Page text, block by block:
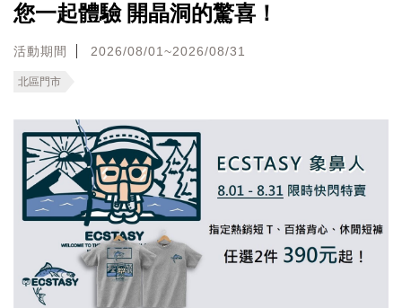
您一起體驗 開晶洞的驚喜！
活動期間 2026/08/01~2026/08/31
北區門市